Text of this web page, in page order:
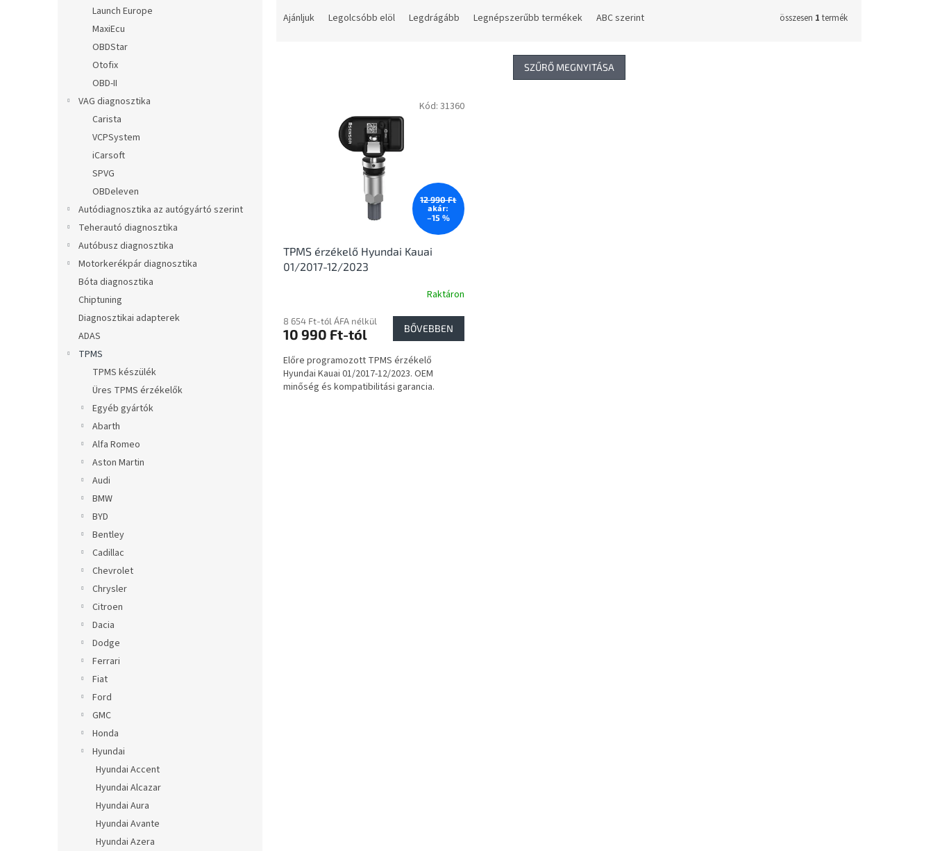
Launch Europe
MaxiEcu
OBDStar
Otofix
OBD-II
VAG diagnosztika
Carista
VCPSystem
iCarsoft
SPVG
OBDeleven
Autódiagnosztika az autógyártó szerint
Teherautó diagnosztika
Autóbusz diagnosztika
Motorkerékpár diagnosztika
Bóta diagnosztika
Chiptuning
Diagnosztikai adapterek
ADAS
TPMS
TPMS készülék
Üres TPMS érzékelők
Egyéb gyártók
Abarth
Alfa Romeo
Aston Martin
Audi
BMW
BYD
Bentley
Cadillac
Chevrolet
Chrysler
Citroen
Dacia
Dodge
Ferrari
Fiat
Ford
GMC
Honda
Hyundai
Hyundai Accent
Hyundai Alcazar
Hyundai Aura
Hyundai Avante
Hyundai Azera
Ajánljuk Legolcsóbb elöl Legdrágább Legnépszerűbb termékek ABC szerint összesen 1 termék
SZŰRŐ MEGNYITÁSA
12 990 Ft
akár:
–15 %
TPMS érzékelő Hyundai Kauai
01/2017-12/2023
Raktáron
8 654 Ft-tól ÁFA nélkül
10 990 Ft-tól BŐVEBBEN
Előre programozott TPMS érzékelő
Hyundai Kauai 01/2017-12/2023. OEM
minőség és kompatibilitási garancia.
Kód: 31360